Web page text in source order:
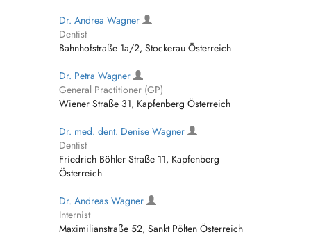
Dr. Andrea Wagner
Dentist
Bahnhofstraße 1a/2, Stockerau Österreich
Dr. Petra Wagner
General Practitioner (GP)
Wiener Straße 31, Kapfenberg Österreich
Dr. med. dent. Denise Wagner
Dentist
Friedrich Böhler Straße 11, Kapfenberg
Österreich
Dr. Andreas Wagner
Internist
Maximilianstraße 52, Sankt Pölten Österreich